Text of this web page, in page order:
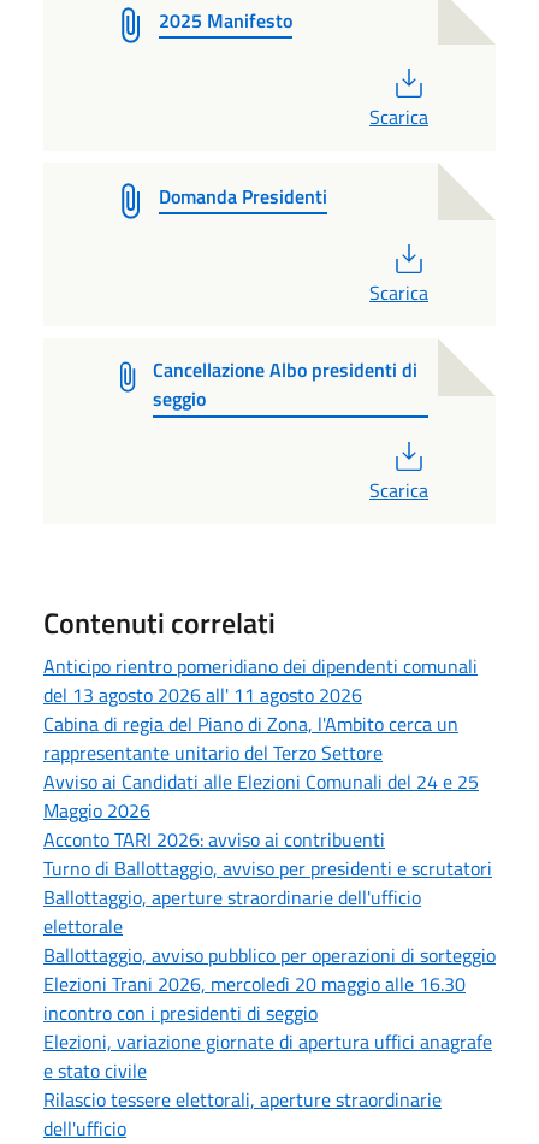
2025 Manifesto
Scarica
Domanda Presidenti
Scarica
Cancellazione Albo presidenti di
seggio
Scarica
Contenuti correlati
Anticipo rientro pomeridiano dei dipendenti comunali
del 13 agosto 2026 all' 11 agosto 2026
Cabina di regia del Piano di Zona, l'Ambito cerca un
rappresentante unitario del Terzo Settore
Avviso ai Candidati alle Elezioni Comunali del 24 e 25
Maggio 2026
Acconto TARI 2026: avviso ai contribuenti
Turno di Ballottaggio, avviso per presidenti e scrutatori
Ballottaggio, aperture straordinarie dell'ufficio
elettorale
Ballottaggio, avviso pubblico per operazioni di sorteggio
Elezioni Trani 2026, mercoledì 20 maggio alle 16.30
incontro con i presidenti di seggio
Elezioni, variazione giornate di apertura uffici anagrafe
e stato civile
Rilascio tessere elettorali, aperture straordinarie
dell'ufficio